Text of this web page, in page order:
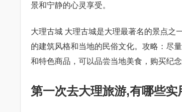
景和宁静的心灵享受。
大理古城 大理古城是大理最著名的景点之
的建筑风格和当地的民俗文化。攻略：尽
和特色商品，可以品尝当地美食，购买纪念
第一次去大理旅游,有哪些